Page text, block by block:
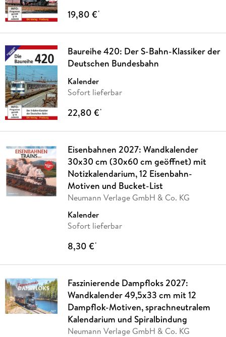
19,80 €*
Baureihe 420: Der S-Bahn-Klassiker der
Deutschen Bundesbahn
Kalender
Sofort lieferbar
22,80 €*
Eisenbahnen 2027: Wandkalender
30x30 cm (30x60 cm geöffnet) mit
Notizkalendarium, 12 Eisenbahn-
Motiven und Bucket-List
Neumann Verlage GmbH & Co. KG
Kalender
Sofort lieferbar
8,30 €*
Faszinierende Dampfloks 2027:
Wandkalender 49,5x33 cm mit 12
Dampflok-Motiven, sprachneutralem
Kalendarium und Spiralbindung
Neumann Verlage GmbH & Co. KG